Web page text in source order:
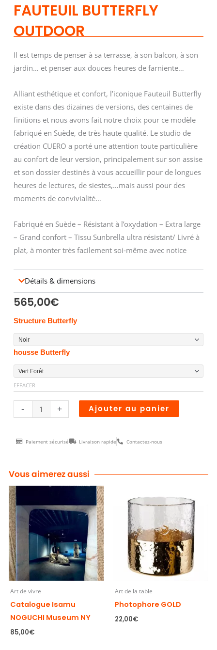
FAUTEUIL BUTTERFLY
OUTDOOR
Il est temps de penser à sa terrasse, à son balcon, à son
jardin… et penser aux douces heures de farniente…
Alliant esthétique et confort, l’iconique Fauteuil Butterfly
existe dans des dizaines de versions, des centaines de
finitions et nous avons fait notre choix pour ce modèle
fabriqué en Suède, de très haute qualité. Le studio de
création CUERO a porté une attention toute particulière
au confort de leur version, principalement sur son assise
et son dossier destinés à vous accueillir pour de longues
heures de lectures, de siestes,…mais aussi pour des
moments de convivialité…
Fabriqué en Suède – Résistant à l’oxydation – Extra large
– Grand confort – Tissu Sunbrella ultra résistant/ Livré à
plat, à monter très facilement soi-même avec notice
Détails & dimensions
565,00€
Structure Butterfly
housse Butterfly
EFFACER
-
quantité
de
FAUTEUIL
OUTDOOR
+ Ajouter au panier
Paiement sécurisé Livraison rapide Contactez-nous
Vous aimerez aussi
Art de vivre
Catalogue Isamu
NOGUCHI Museum NY
85,00€
Art de la table
Photophore GOLD
22,00€